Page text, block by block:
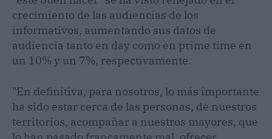
crecimiento de las audiencias de los
informativos, aumentando sus datos de
audiencia tanto en day como en prime time en
un 10% y un 7%, respectivamente.
"En definitiva, para nosotros, lo más importante
ha sido estar cerca de las personas, de nuestros
territorios, acompañar a nuestros mayores, que